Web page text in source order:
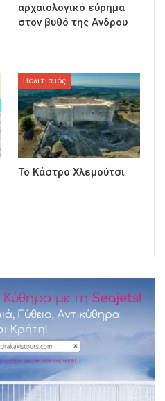
αρχαιολογικό εύρημα
στον βυθό της Ανδρου
Πολιτισμός
Το Κάστρο Χλεμούτσι